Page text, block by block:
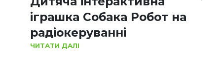
іграшка Собака Робот на
радіокеруванні
ЧИТАТИ ДАЛІ